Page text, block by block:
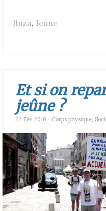
Ibiza, Jeûne
Et si on
jeûne ?
22 Fév 2016 Corps physique,